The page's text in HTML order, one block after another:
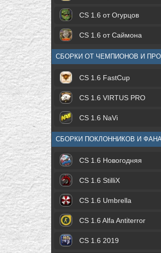
CS 1.6 от Огурцов
CS 1.6 от Саймона
СБОРКИ ОТ ЧЕМПИОНОВ И
CS 1.6 FastCup
CS 1.6 VIRTUS PRO
CS 1.6 NaVi
СБОРКИ ПОКЛОННИКОВ И
CS 1.6 Новогодняя
CS 1.6 StilliX
CS 1.6 Umbrella
CS 1.6 Alfa Antiterror
CS 1.6 2019